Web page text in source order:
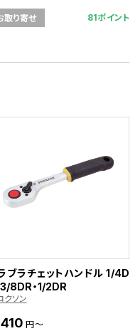
取り寄せ 81ポイント
ブラチェットハンドル 1/4D
3/8DR・1/2DR
クソン
円～